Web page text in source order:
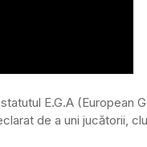
E.G.A (European
de a uni jucătorii,